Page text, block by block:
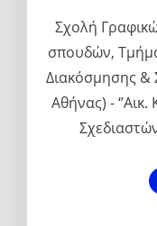
Σχολή
σπουδών,
Διακόσμησης &
Αθήνας) -